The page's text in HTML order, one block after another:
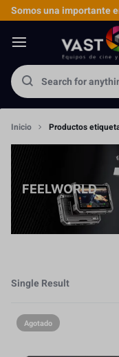
Somos una importante
Inicio Productos
FEELWORLD
Single Result
Agotado